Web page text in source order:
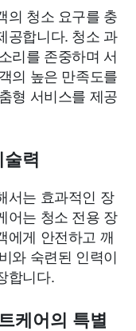
의 청소 요구를 충
공합니다. 청소 과
리를 존중하며 서
의 높은 만족도를
형 서비스를 제공
력
서는 효과적인 장
어는 청소 전용 장
에게 안전하고 깨
와 숙련된 인력이
합니다.
케어의 특별